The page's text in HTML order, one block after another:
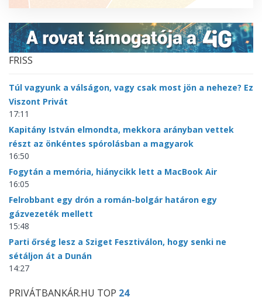
FRISS
Túl vagyunk a válságon, vagy csak most jön a neheze? Ez
Viszont Privát
17:11
Kapitány István elmondta, mekkora arányban vettek
részt az önkéntes spórolásban a magyarok
16:50
Fogytán a memória, hiánycikk lett a MacBook Air
16:05
Felrobbant egy drón a román-bolgár határon egy
gázvezeték mellett
15:48
Parti őrség lesz a Sziget Fesztiválon, hogy senki ne
sétáljon át a Dunán
14:27
PRIVÁTBANKÁR.HU TOP 24